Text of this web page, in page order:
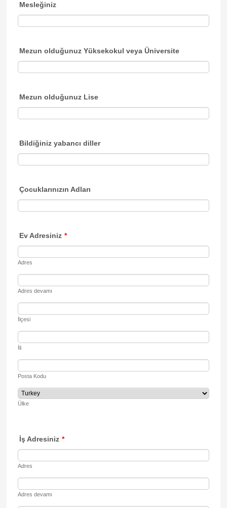
Mesleğiniz
Mezun olduğunuz Yüksekokul veya Üniversite
Mezun olduğunuz Lise
Bildiğiniz yabancı diller
Çocuklarınızın Adları
Ev Adresiniz *
Adres
Adres devamı
İlçesi
İli
Posta Kodu
Ülke
İş Adresiniz *
Adres
Adres devamı